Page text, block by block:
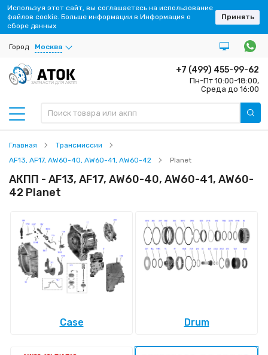
Город Москва
ЗАПЧАСТИ ДЛЯ АКПП
+7 (499) 455-99-62
Пн-Пт 10:00-18:00,
Среда до 16:00
Главная
Трансмиссии
AF13, AF17, AW60-40, AW60-41, AW60-42
Planet
АКПП - AF13, AF17, AW60-40, AW60-41, AW60-
42 Planet
Case Drum
Используя этот сайт, вы соглашаетесь на использование
файлов cookie. Больше информации в Информация о
сборе данных
Принять